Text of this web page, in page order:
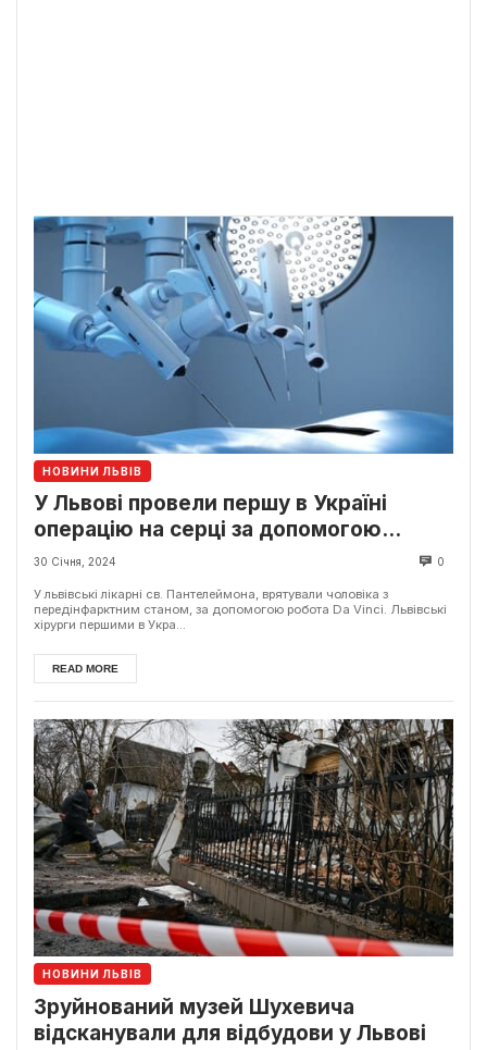
НОВИНИ ЛЬВІВ
У Львові провели першу в Україні
операцію на серці за допомогою
робота Da Vinci
30 Січня, 2024 0
У львівські лікарні св. Пантелеймона, врятували чоловіка з
передінфарктним станом, за допомогою робота Da Vinci. Львівські
хірурги першими в Укра...
READ MORE
НОВИНИ ЛЬВІВ
Зруйнований музей Шухевича
відсканували для відбудови у Львові